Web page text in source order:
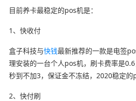
目前养卡最稳定的pos机是：
1、快收付
盒子科技与快钱最新推荐的一款是电签
理安装的一台个人pos机，刷卡费率是0.6
秒到不加3，保证金不冻结，2020稳定的
2、快付刷